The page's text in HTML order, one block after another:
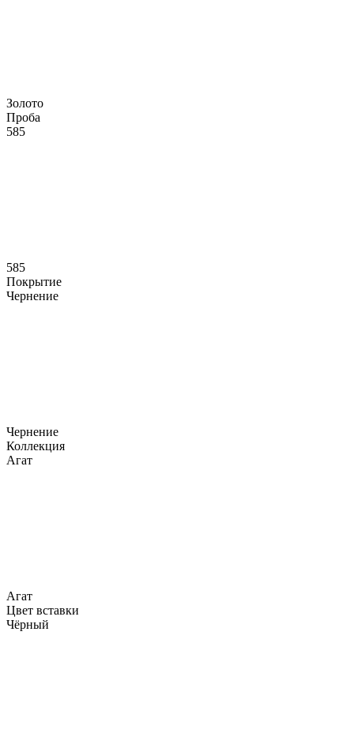
Золото
Проба
585
585
Покрытие
Чернение
Чернение
Коллекция
Агат
Агат
Цвет вставки
Чёрный